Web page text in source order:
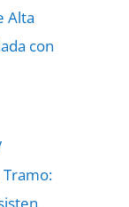
Alta
con
Tramo: